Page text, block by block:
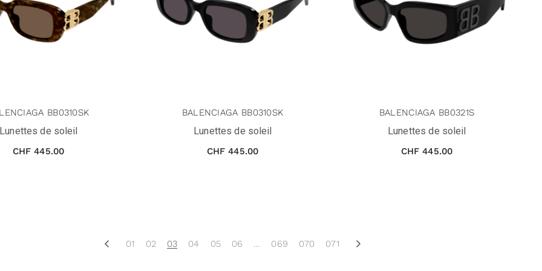
BB0310SK
Lunettes de soleil
CHF 445.00
BALENCIAGA BB0310SK
Lunettes de soleil
CHF 445.00
BALENCIAGA BB0321S
Lunettes de soleil
CHF 445.00
01 02 03 04 05 06 … 069 070 071